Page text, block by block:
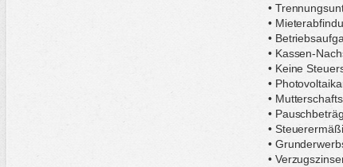
•
•
•
• Kassen-
• Keine
•
•
•
•
•
•